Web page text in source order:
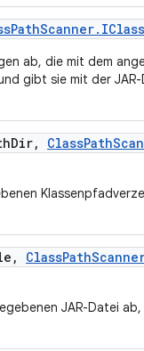
PathScanner. IClass
ab, die mit dem
gibt sie mit der
Dir, ClassPath
, ClassPath
JAR-Datei